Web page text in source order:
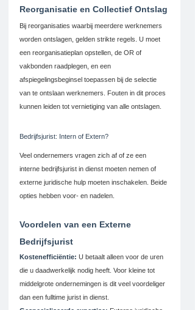
Reorganisatie en Collectief Ontslag
Bij reorganisaties waarbij meerdere werknemers
worden ontslagen, gelden strikte regels. U moet
een reorganisatieplan opstellen, de OR of
vakbonden raadplegen, en een
afspiegelingsbeginsel toepassen bij de selectie
van te ontslaan werknemers. Fouten in dit proces
kunnen leiden tot vernietiging van alle ontslagen.
Bedrijfsjurist: Intern of Extern?
Veel ondernemers vragen zich af of ze een
interne bedrijfsjurist in dienst moeten nemen of
externe juridische hulp moeten inschakelen. Beide
opties hebben voor- en nadelen.
Voordelen van een Externe
Bedrijfsjurist
Kostenefficiëntie: U betaalt alleen voor de uren
die u daadwerkelijk nodig heeft. Voor kleine tot
middelgrote ondernemingen is dit veel voordeliger
dan een fulltime jurist in dienst.